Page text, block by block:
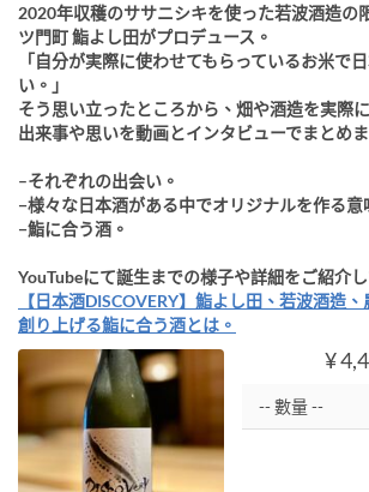
2020年収穫のササニシキを使った若波酒造の
ツ門町 鮨よし田がプロデュース。
「自分が実際に使わせてもらっているお米で
い。」
そう思い立ったところから、畑や酒造を実際
出来事や思いを動画とインタビューでまとめ
–それぞれの出会い。
−様々な日本酒がある中でオリジナルを作る意
−鮨に合う酒。
YouTubeにて誕生までの様子や詳細をご紹介
【日本酒DISCOVERY】鮨よし田、若波酒造
創り上げる鮨に合う酒とは。
¥